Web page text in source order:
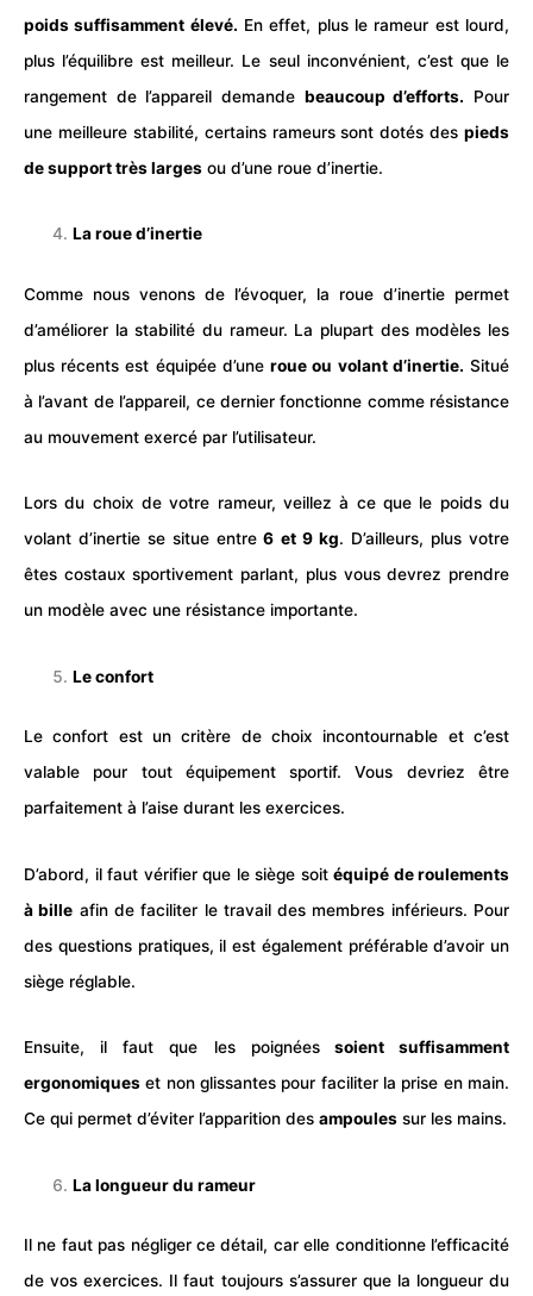
poids suffisamment élevé. En effet, plus le rameur est lourd,
plus l’équilibre est meilleur. Le seul inconvénient, c’est que le
rangement de l’appareil demande beaucoup d’efforts. Pour
une meilleure stabilité, certains rameurs sont dotés des pieds
de support très larges ou d’une roue d’inertie.
La roue d’inertie
Comme nous venons de l’évoquer, la roue d’inertie permet
d’améliorer la stabilité du rameur. La plupart des modèles les
plus récents est équipée d’uneroue ou volant d’inertie. Situé
à l’avant de l’appareil, ce dernier fonctionne comme résistance
au mouvement exercé par l’utilisateur.
Lors du choix de votre rameur, veillez à ce que le poidsdu
volant d’inertie se situe entre 6 et 9 kg. D’ailleurs, plus votre
êtes costaux sportivement parlant, plus vous devrez prendre
un modèle avec une résistance importante.
Le confort
Le confort est un critère de choix incontournable et c’est
valable pour tout équipement sportif. Vous devriez être
parfaitement à l’aise durant les exercices.
D’abord, il faut vérifier que le siège soit équipé de roulements
à bille afin de faciliter le travail des membres inférieurs. Pour
des questions pratiques, il est également préférable d’avoir un
siège réglable.
Ensuite, il faut que les poignéessoient suffisamment
ergonomiques et non glissantes pour faciliter la prise en main.
Ce qui permet d’éviter l’apparition des ampoules sur les mains.
La longueur du rameur
Il ne faut pas négliger ce détail, car elle conditionne l’efficacité
de vos exercices. Il faut toujours s’assurer que la longueur du